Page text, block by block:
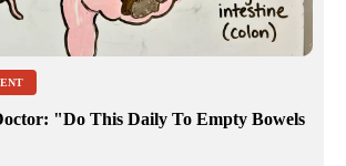
"Do This Daily To Empty Bowels